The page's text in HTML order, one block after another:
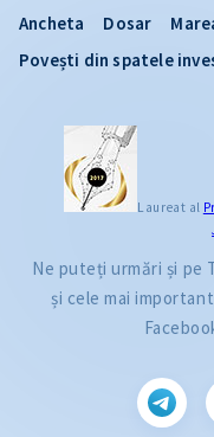
Ancheta Dosar
Povești din spatele
Laureat al
Ne puteți urmări și pe
și cele mai